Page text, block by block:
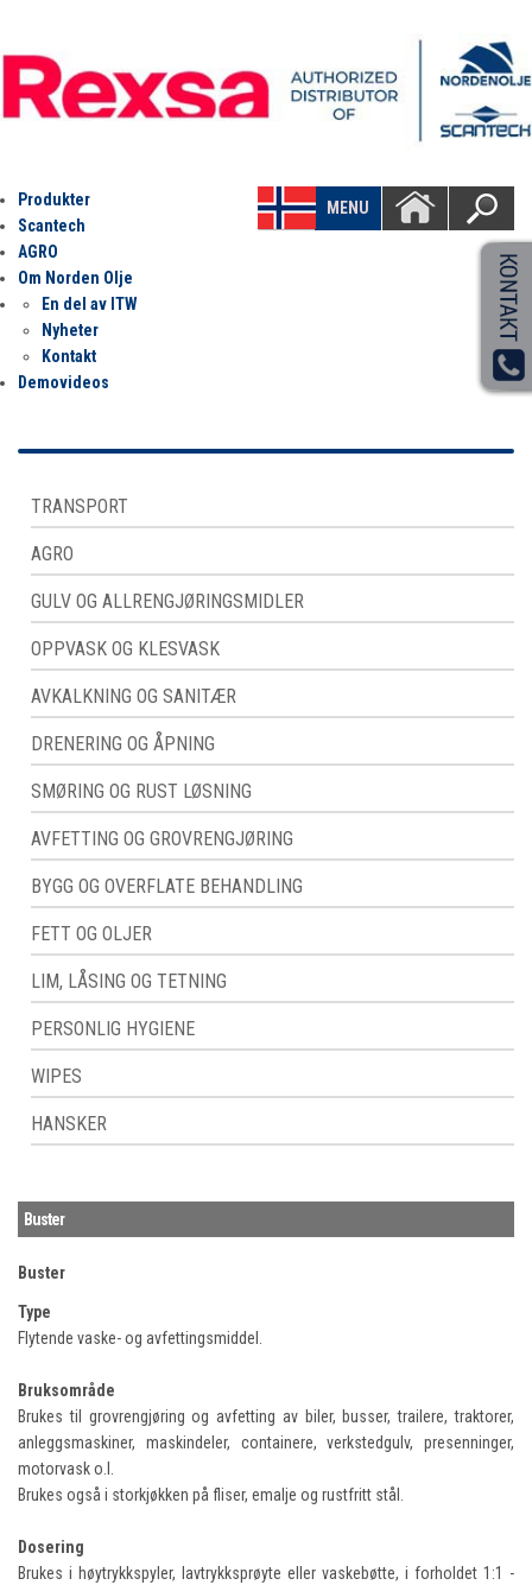
MENU
Produkter
Scantech
AGRO
Om Norden Olje
En del av ITW
Nyheter
Kontakt
Demovideos
TRANSPORT
AGRO
GULV OG ALLRENGJØRINGSMIDLER
OPPVASK OG KLESVASK
AVKALKNING OG SANITÆR
DRENERING OG ÅPNING
SMØRING OG RUST LØSNING
AVFETTING OG GROVRENGJØRING
BYGG OG OVERFLATE BEHANDLING
FETT OG OLJER
LIM, LÅSING OG TETNING
PERSONLIG HYGIENE
WIPES
HANSKER
Buster
Buster
Type
Flytende vaske- og avfettingsmiddel.
Bruksområde
Brukes til grovrengjøring og avfetting av biler, busser, trailere, traktorer,
anleggsmaskiner, maskindeler, containere, verkstedgulv, presenninger,
motorvask o.l.
Brukes også i storkjøkken på fliser, emalje og rustfritt stål.
Dosering
Brukes i høytrykkspyler, lavtrykksprøyte eller vaskebøtte, i forholdet 1:1 -